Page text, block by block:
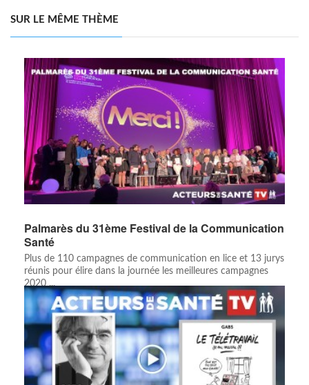
SUR LE MÊME THÈME
Palmarès du 31ème Festival de la Communication
Santé
Plus de 110 campagnes de communication en lice et 13 jurys
réunis pour élire dans la journée les meilleures campagnes
2020 ...